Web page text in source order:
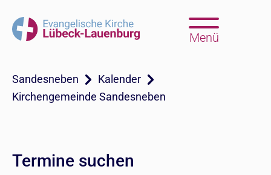
Menü
Sandesneben
Kalender
Kirchengemeinde Sandesneben
Termine suchen